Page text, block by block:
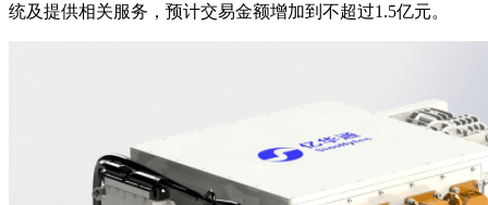
统及提供相关服务，预计交易金额增加到不超过1.5亿元。